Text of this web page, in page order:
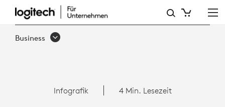
MANAGEMENT-
KOMPETENZ
SERVICES
Business
Infografik 4 Min. Lesezeit